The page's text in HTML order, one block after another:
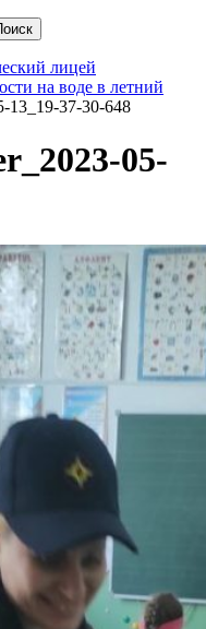
лицей
на воде в летний
13_19-37-30-648
05-